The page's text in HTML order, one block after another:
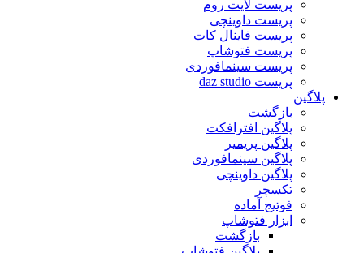
پریست لایت روم
پریست داوینچی
پریست فاینال کات
پریست فتوشاپ
پریست سینمافوردی
پریست daz studio
پلاگین
بازگشت
پلاگین افترافکت
پلاگین پریمیر
پلاگین سینمافوردی
پلاگین داوینچی
تکسچر
فوتیج آماده
ابزار فتوشاپ
بازگشت